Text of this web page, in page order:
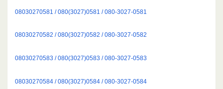
08030270581 / 080(3027)0581 / 080-3027-0581
08030270582 / 080(3027)0582 / 080-3027-0582
08030270583 / 080(3027)0583 / 080-3027-0583
08030270584 / 080(3027)0584 / 080-3027-0584